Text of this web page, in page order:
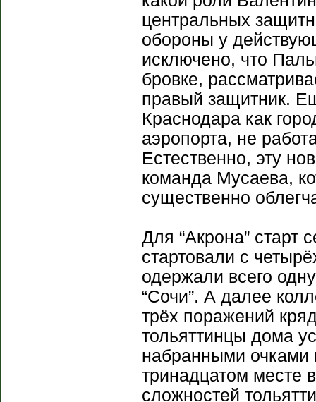
центральных
обороны у
исключено, что
бровке,
правый защитник.
Краснодара как
аэропорта, не
Естественно, эту
команда Мусаева,
существенно
Для “Акрона” старт
стартовали с
одержали всего
“Сочи”. А далее
трёх поражений
тольяттинцы дома
набранными очками
тринадцатом месте
сложностей